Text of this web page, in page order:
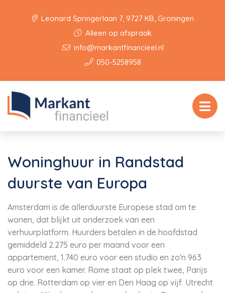
Leonard Springerlaan 7, 9727 KB, Groningen
Alleen op afspraak
info@markantfinancieel.nl
050-5258958
Woninghuur in Randstad
duurste van Europa
Amsterdam is de allerduurste Europese stad om te
wonen, dat blijkt uit onderzoek van een
verhuurplatform. Huurders betalen in de hoofdstad
gemiddeld 2.275 euro per maand voor een
appartement, 1.740 euro voor een studio en zo'n 963
euro voor een kamer. Rome staat op plek twee, Parijs
op drie. Rotterdam op vier en Den Haag op vijf. Utrecht